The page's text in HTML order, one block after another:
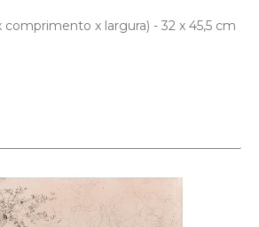
comprimento x largura) - 32 x 45,5 cm